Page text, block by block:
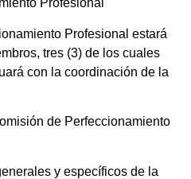
Profesional
Profesional estará
tres (3) de los cuales
con la coordinación de la
de Perfeccionamiento
y específicos de la